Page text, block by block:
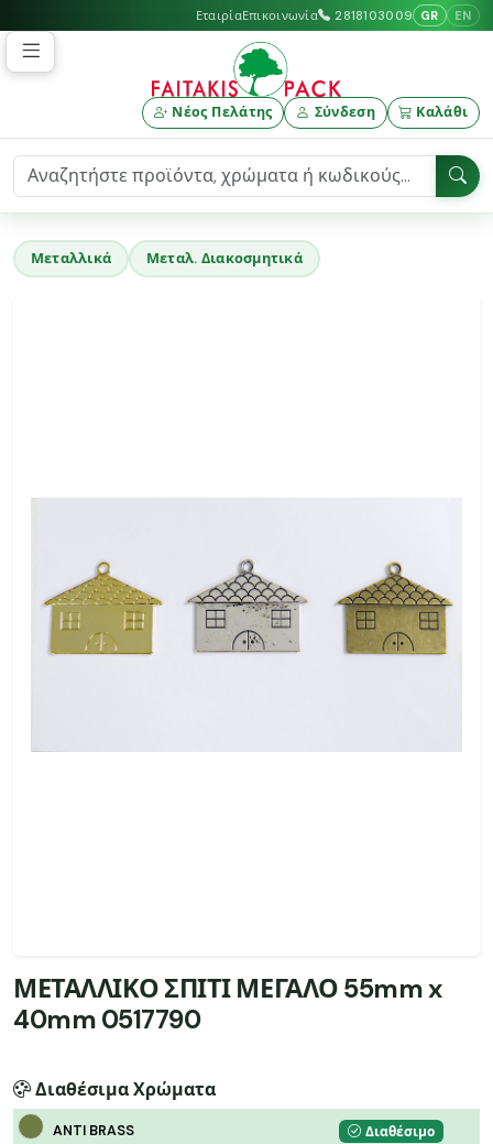
ΕταιρίαΕπικοινωνία 2818103009 GR EN
Νέος Πελάτης Σύνδεση Καλάθι
Μεταλλικά Μεταλ. Διακοσμητικά
ΜΕΤΑΛΛΙΚΟ ΣΠΙΤΙ ΜΕΓΑΛΟ 55mm x
40mm 0517790
Διαθέσιμα Χρώματα
ANTI BRASS Διαθέσιμο